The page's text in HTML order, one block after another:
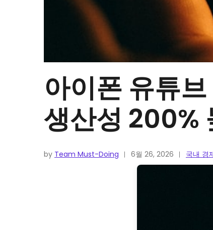
아이폰 유튜
생산성 200%
by Team Must-Doing 6월 26, 2026 국내 경